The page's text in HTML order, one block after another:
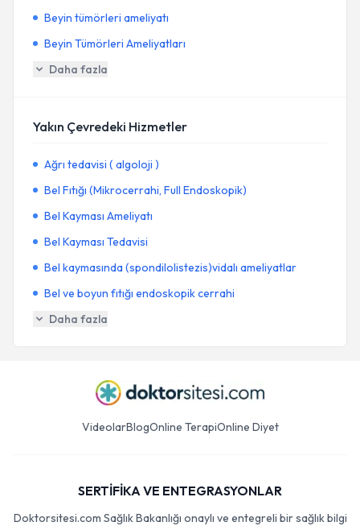
Beyin tümörleri ameliyatı
Beyin Tümörleri Ameliyatları
Daha fazla
Yakın Çevredeki Hizmetler
Ağrı tedavisi ( algoloji )
Bel Fıtığı (Mikrocerrahi, Full Endoskopik)
Bel Kayması Ameliyatı
Bel Kayması Tedavisi
Bel kaymasında (spondilolistezis)vidalı ameliyatlar
Bel ve boyun fıtığı endoskopik cerrahi
Daha fazla
VideolarBlogOnline TerapiOnline Diyet
SERTİFİKA VE ENTEGRASYONLAR
Doktorsitesi.com Sağlık Bakanlığı onaylı ve entegreli bir sağlık bilgi